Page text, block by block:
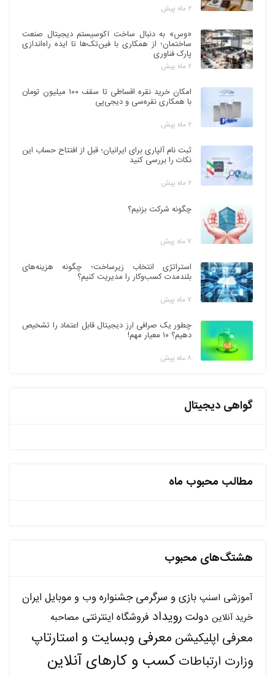
۲ ماه پیش
«وس» به دنبال ساخت اکوسیستم دیجیتال صنعت
ساختمان؛ از همکاری با فین‌تک‌ها تا ایده راه‌اندازی
پارک فناوری
۲ ماه پیش
امکان خرید نقره اقساطی تا سقف ۱۰۰ میلیون تومان
با همکاری نقره‌سی و دیجی‌پی
۲ ماه پیش
ثبت نام آلپاری برای ایرانیان؛ قبل از افتتاح حساب این
نکات را بررسی کنید
۲ ماه پیش
چگونه شرکت بزنیم؟
۷ ماه پیش
استراتژی انتخاب زیرساخت؛ چگونه هزینه‌های
بلندمدت کسب‌وکار را مدیریت کنیم؟
۷ ماه پیش
چطور یک صرافی ارز دیجیتال قابل اعتماد را تشخیص
دهیم؟ ۱۰ معیار مهم!
۸ ماه پیش
گواهی دیجیتال
مطالب محبوب ماه
هشتگ‌های محبوب
آموزشی اسنپ بازی و سرگرمی جشنواره وب و موبایل ایران
خرید آنلاین دولت رویداد فروشگاه اینترنتی مصاحبه
معرفی اپلیکیشن معرفی وبسایت و استارتاپ
وزارت ارتباطاتکسب و کارهای آنلاین